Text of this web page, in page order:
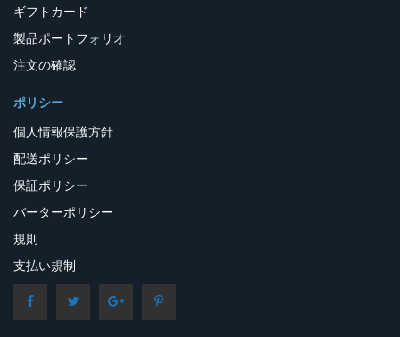
ギフトカード
製品ポートフォリオ
注文の確認
ポリシー
個人情報保護方針
配送ポリシー
保証ポリシー
バーターポリシー
規則
支払い規制